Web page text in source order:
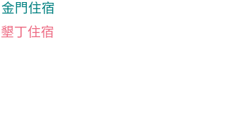
金門住宿
墾丁住宿